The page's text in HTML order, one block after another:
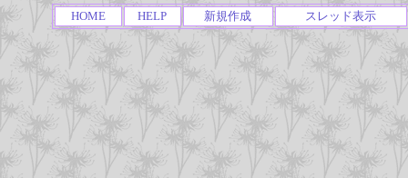
HOME HELP 新規作成 スレッド表示